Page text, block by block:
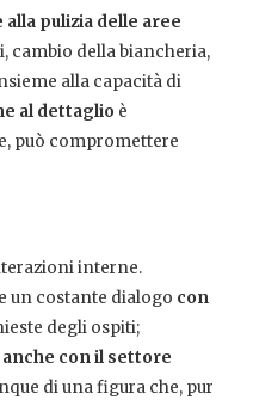
pulizia delle aree
cambio della biancheria,
alla capacità di
al dettaglio è
può compromettere
interne.
un costante dialogo con
degli ospiti;
anche con il settore
di una figura che, pur